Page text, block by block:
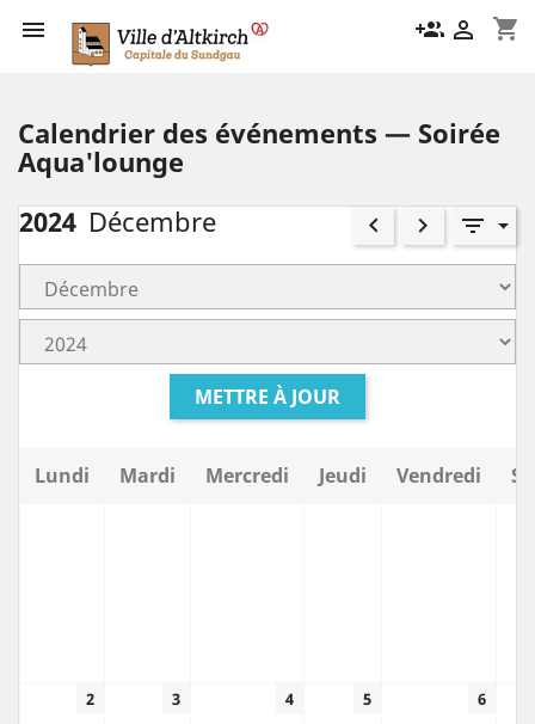
 shopping_cart
group_add 
Calendrier des événements — Soirée
Aqua'lounge
2024 Décembre keyboard_arrow_left keyboard_arrow_right filter_list
METTRE À JOUR
Lundi Mardi Mercredi Jeudi Vendredi
2 3 4 5 6